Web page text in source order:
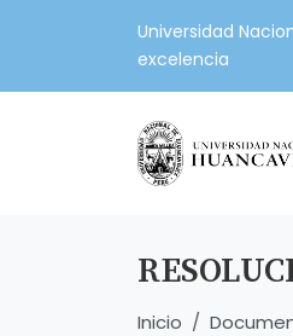
Universidad
excelencia
Inicio